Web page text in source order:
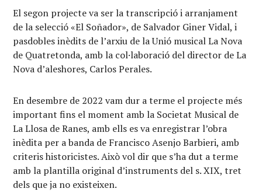
El segon projecte va ser la transcripció i arranjament
de la selecció «El Soñador», de Salvador Giner Vidal, i
pasdobles inèdits de l’arxiu de la Unió musical La Nova
de Quatretonda, amb la col·laboració del director de La
Nova d’aleshores, Carlos Perales.
En desembre de 2022 vam dur a terme el projecte més
important fins el moment amb la Societat Musical de
La Llosa de Ranes, amb ells es va enregistrar l’obra
inèdita per a banda de Francisco Asenjo Barbieri, amb
criteris historicistes. Això vol dir que s’ha dut a terme
amb la plantilla original d’instruments del s. XIX, tret
dels que ja no existeixen.